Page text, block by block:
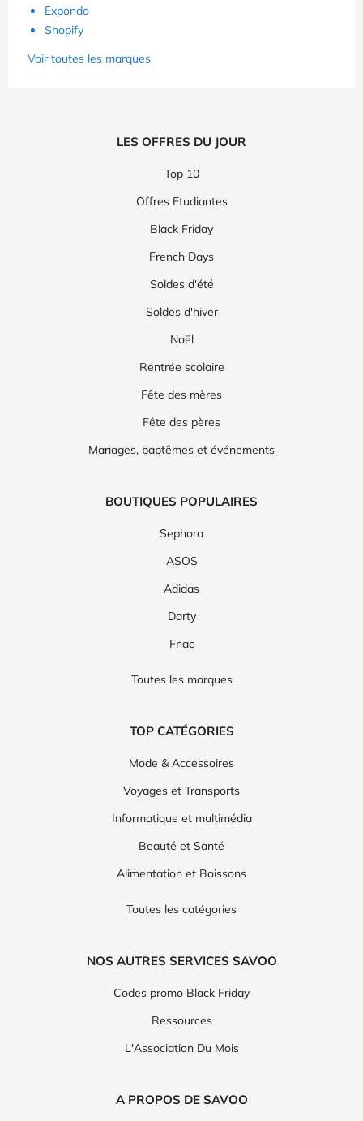
Expondo
Shopify
Voir toutes les marques
LES OFFRES DU JOUR
Top 10
Offres Etudiantes
Black Friday
French Days
Soldes d'été
Soldes d'hiver
Noël
Rentrée scolaire
Fête des mères
Fête des pères
Mariages, baptêmes et événements
BOUTIQUES POPULAIRES
Sephora
ASOS
Adidas
Darty
Fnac
Toutes les marques
TOP CATÉGORIES
Mode & Accessoires
Voyages et Transports
Informatique et multimédia
Beauté et Santé
Alimentation et Boissons
Toutes les catégories
NOS AUTRES SERVICES SAVOO
Codes promo Black Friday
Ressources
L'Association Du Mois
A PROPOS DE SAVOO